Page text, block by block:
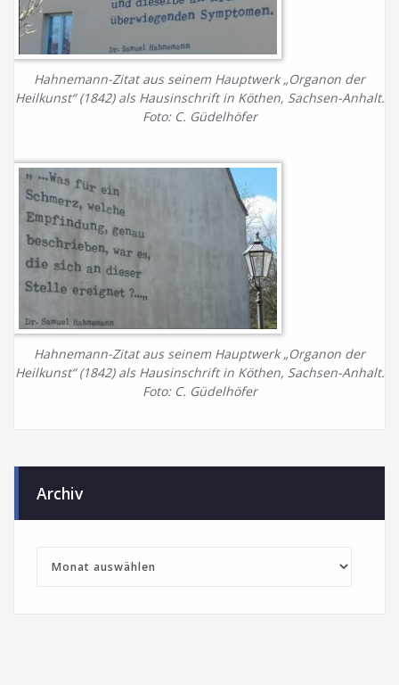
Hahnemann-Zitat aus seinem Hauptwerk „Organon der
Heilkunst“ (1842) als Hausinschrift in Köthen, Sachsen-Anhalt.
Foto: C. Güdelhöfer
Hahnemann-Zitat aus seinem Hauptwerk „Organon der
Heilkunst“ (1842) als Hausinschrift in Köthen, Sachsen-Anhalt.
Foto: C. Güdelhöfer
Archiv